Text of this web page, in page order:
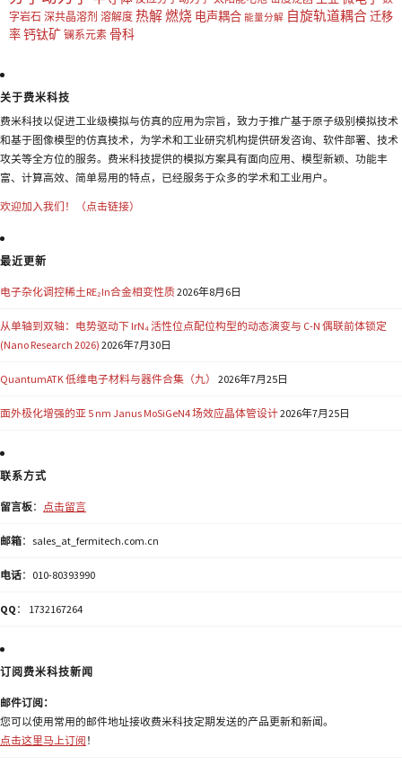
字岩石 深共晶溶剂 溶解度 热解燃烧 电声耦合 能量分解 自旋轨道耦合迁移
率钙钛矿 镧系元素 骨科
关于费米科技
费米科技以促进工业级模拟与仿真的应用为宗旨，致力于推广基于原子级别模拟技术
和基于图像模型的仿真技术，为学术和工业研究机构提供研发咨询、软件部署、技术
攻关等全方位的服务。费米科技提供的模拟方案具有面向应用、模型新颖、功能丰
富、计算高效、简单易用的特点，已经服务于众多的学术和工业用户。
欢迎加入我们！（点击链接）
最近更新
电子杂化调控稀土RE₂In合金相变性质2026年8月6日
从单轴到双轴：电势驱动下 IrN₄ 活性位点配位构型的动态演变与 C-N 偶联前体锁定
(Nano Research 2026) 2026年7月30日
QuantumATK 低维电子材料与器件合集（九） 2026年7月25日
面外极化增强的亚 5 nm Janus MoSiGeN4 场效应晶体管设计2026年7月25日
联系方式
留言板： 点击留言
邮箱：sales_at_fermitech.com.cn
电话：010-80393990
QQ ： 1732167264
订阅费米科技新闻
邮件订阅：
您可以使用常用的邮件地址接收费米科技定期发送的产品更新和新闻。
点击这里马上订阅 ！